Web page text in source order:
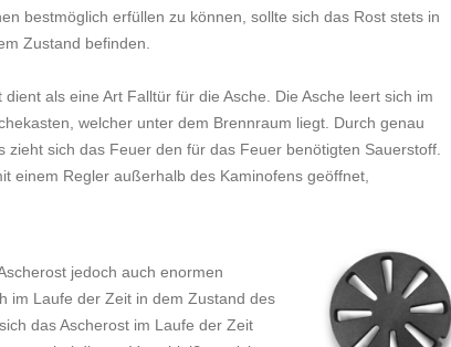
bestmöglich erfüllen zu können, sollte sich das Rost stets in
Zustand befinden.
als eine Art Falltür für die Asche. Die Asche leert sich im
welcher unter dem Brennraum liegt. Durch genau
zieht sich das Feuer den für das Feuer benötigten Sauerstoff.
einem Regler außerhalb des Kaminofens geöffnet,
jedoch auch enormen
im Laufe der Zeit in dem Zustand des
das Ascherost im Laufe der Zeit